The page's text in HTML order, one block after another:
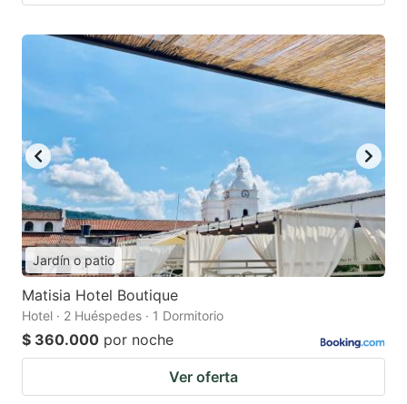
Jardín o patio
Matisia Hotel Boutique
Hotel · 2 Huéspedes · 1 Dormitorio
$ 360.000 por noche
Ver oferta